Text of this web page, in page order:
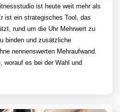
ist heute weit mehr als
ist ein strategisches Tool, das
rund um die Uhr Mehrwert zu
binden und zusätzliche
nennenswerten Mehraufwand.
worauf es bei der Wahl und